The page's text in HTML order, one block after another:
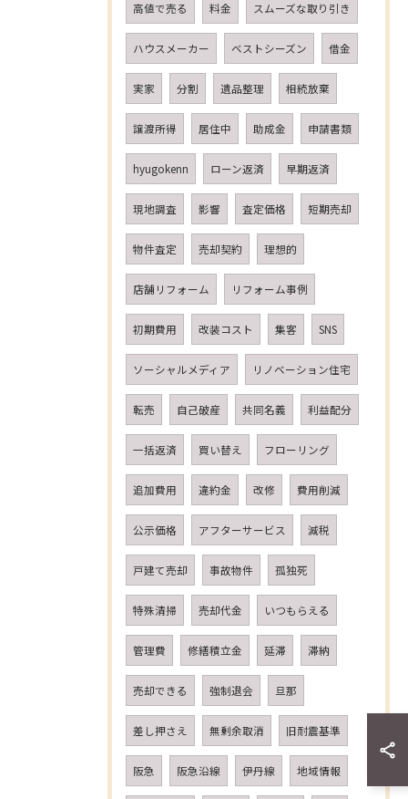
高値で売る 料金 スムーズな取り引き
ハウスメーカー ベストシーズン 借金
実家 分割 遺品整理 相続放棄
譲渡所得 居住中 助成金 申請書類
hyugokenn ローン返済 早期返済
現地調査 影響 査定価格 短期売却
物件査定 売却契約 理想的
店舗リフォーム リフォーム事例
初期費用 改装コスト 集客 SNS
ソーシャルメディア リノベーション住宅
転売 自己破産 共同名義 利益配分
一括返済 買い替え フローリング
追加費用 違約金 改修 費用削減
公示価格 アフターサービス 減税
戸建て売却 事故物件 孤独死
特殊清掃 売却代金 いつもらえる
管理費 修繕積立金 延滞 滞納
売却できる 強制退会 旦那
差し押さえ 無剰余取消 旧耐震基準
阪急 阪急沿線 伊丹線 地域情報